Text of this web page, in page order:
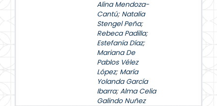
Alina Mendoza-
Cantú; Natalia
Stengel Peña;
Rebeca Padilla;
Estefanía Díaz;
Mariana De
Pablos Vélez
López; María
Yolanda García
Ibarra;Alma Celia
Galindo Nuñez